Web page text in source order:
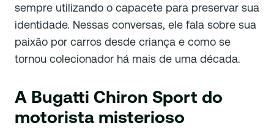
sempre utilizando o capacete para preservar sua
identidade. Nessas conversas, ele fala sobre sua
paixão por carros desde criança e como se
tornou colecionador há mais de uma década.
A Bugatti Chiron Sport do
motorista misterioso